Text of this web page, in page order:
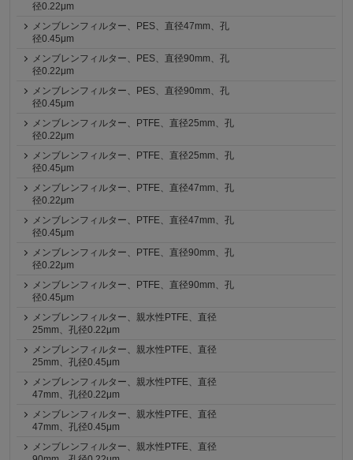
径0.22μm
メンブレンフィルター、PES、直径47mm、孔
径0.45μm
メンブレンフィルター、PES、直径90mm、孔
径0.22μm
メンブレンフィルター、PES、直径90mm、孔
径0.45μm
メンブレンフィルター、PTFE、直径25mm、孔
径0.22μm
メンブレンフィルター、PTFE、直径25mm、孔
径0.45μm
メンブレンフィルター、PTFE、直径47mm、孔
径0.22μm
メンブレンフィルター、PTFE、直径47mm、孔
径0.45μm
メンブレンフィルター、PTFE、直径90mm、孔
径0.22μm
メンブレンフィルター、PTFE、直径90mm、孔
径0.45μm
メンブレンフィルター、親水性PTFE、直径
25mm、孔径0.22μm
メンブレンフィルター、親水性PTFE、直径
25mm、孔径0.45μm
メンブレンフィルター、親水性PTFE、直径
47mm、孔径0.22μm
メンブレンフィルター、親水性PTFE、直径
47mm、孔径0.45μm
メンブレンフィルター、親水性PTFE、直径